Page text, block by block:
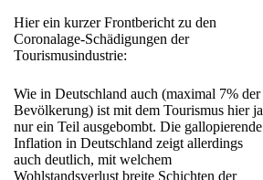
Hier ein kurzer Frontbericht zu den
Coronalage-Schädigungen der
Tourismusindustrie:
Wie in Deutschland auch (maximal 7% der
Bevölkerung) ist mit dem Tourismus hier ja
nur ein Teil ausgebombt. Die gallopierende
Inflation in Deutschland zeigt allerdings
auch deutlich, mit welchem
Wohlstandsverlust breite Schichten der